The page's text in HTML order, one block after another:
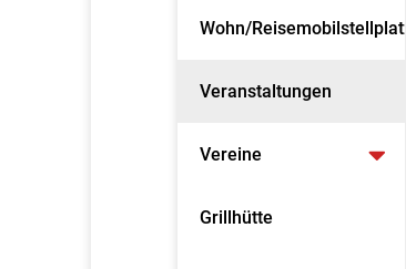
Wohn/Reisemobilstellplatz
Veranstaltungen
Vereine
Grillhütte